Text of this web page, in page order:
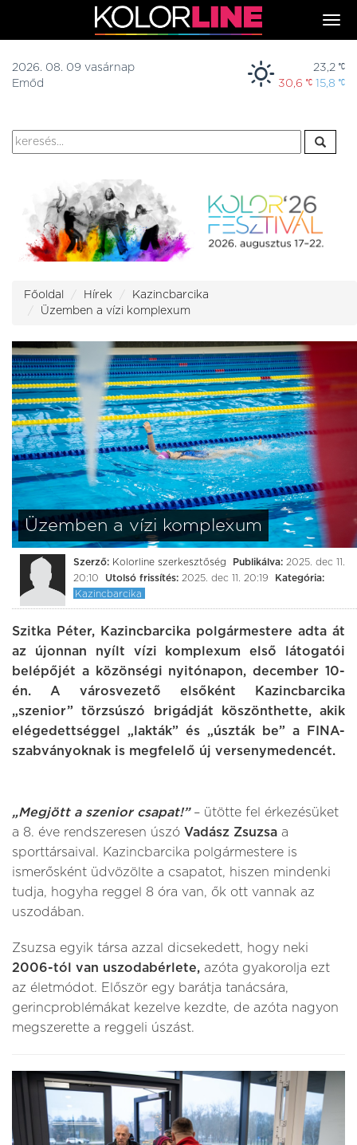
2026. 08. 09 vasárnap
Emőd
23,2
30,6
15,8
Főoldal Hírek
Kazincbarcika
Üzemben a vízi komplexum
Üzemben a vízi komplexum
Szerző: Kolorline szerkesztőség Publikálva: 2025. dec 11.
20:10
Utolsó frissítés: 2025. dec 11. 20:19
Kategória:
Kazincbarcika
Szitka Péter, Kazincbarcika polgármestere adta át
az újonnan nyílt vízi komplexum első látogatói
belépőjét a közönségi nyitónapon, december 10-
én. A városvezető elsőként Kazincbarcika
„szenior” törzsúszó brigádját köszönthette, akik
elégedettséggel „lakták” és „úszták be” a FINA-
szabványoknak is megfelelő új versenymedencét.
„Megjött a szenior csapat!” – ütötte fel érkezésüket
a 8. éve rendszeresen úszó Vadász Zsuzsa a
sporttársaival. Kazincbarcika polgármestere is
ismerősként üdvözölte a csapatot, hiszen mindenki
tudja, hogyha reggel 8 óra van, ők ott vannak az
uszodában.
Zsuzsa egyik társa azzal dicsekedett, hogy neki
2006-tól van uszodabérlete, azóta gyakorolja ezt
az életmódot. Először egy barátja tanácsára,
gerincproblémákat kezelve kezdte, de azóta nagyon
megszerette a reggeli úszást.